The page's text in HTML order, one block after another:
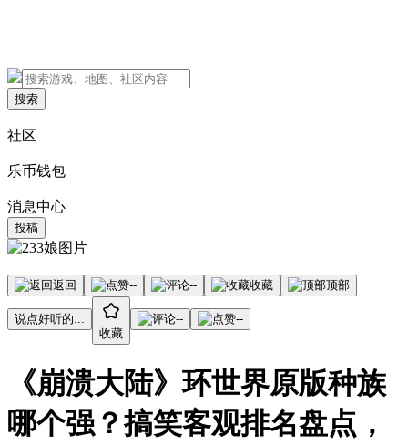
搜索
社区
乐币钱包
消息中心
投稿
返回 -- -- 收藏 顶部
说点好听的...
收藏
-- --
《崩溃大陆》环世界原版种族
哪个强？搞笑客观排名盘点，